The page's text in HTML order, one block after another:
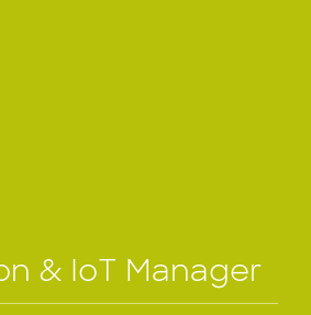
& IoT Manager